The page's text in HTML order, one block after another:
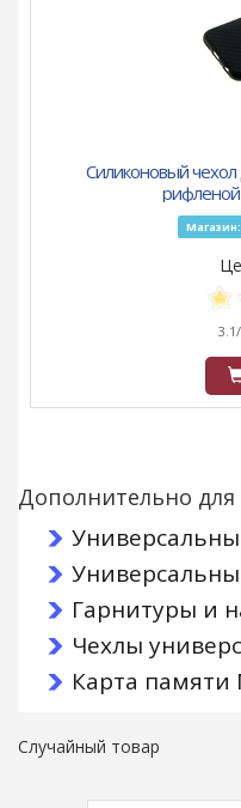
Силиконовый чехол
Магазин:
Дополнительно для
Гарнитуры и
Чехлы
Карта памяти
Случайный товар